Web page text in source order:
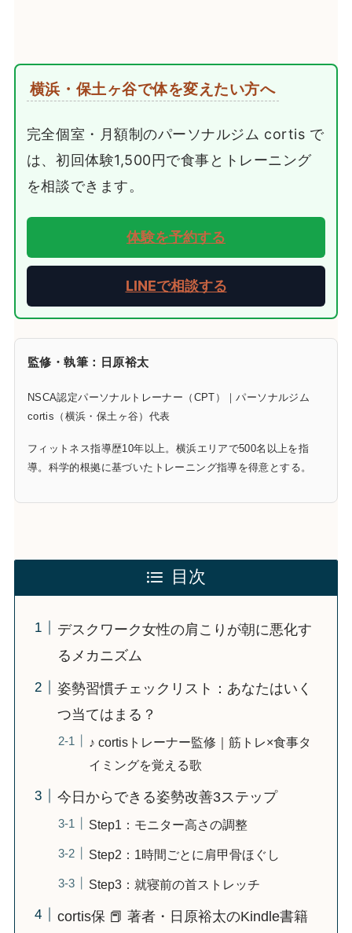
横浜・保土ヶ谷で体を変えたい方へ
完全個室・月額制のパーソナルジム cortis で
は、初回体験1,500円で食事とトレーニング
を相談できます。
体験を予約する
LINEで相談する
監修・執筆：日原裕太
NSCA認定パーソナルトレーナー（CPT）｜パーソナルジム
cortis（横浜・保土ヶ谷）代表
フィットネス指導歴10年以上。横浜エリアで500名以上を指
導。科学的根拠に基づいたトレーニング指導を得意とする。
目次
デスクワーク女性の肩こりが朝に悪化す
るメカニズム
姿勢習慣チェックリスト：あなたはいく
つ当てはまる？
♪ cortisトレーナー監修｜筋トレ×食事タ
イミングを覚える歌
今日からできる姿勢改善3ステップ
Step1：モニター高さの調整
Step2：1時間ごとに肩甲骨ほぐし
Step3：就寝前の首ストレッチ
cortis保 📕 著者・日原裕太のKindle書籍